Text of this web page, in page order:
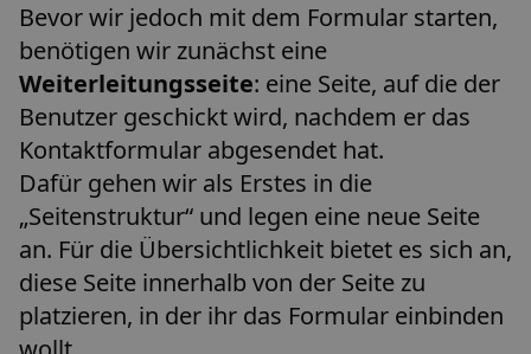
Bevor wir jedoch mit dem Formular starten,
benötigen wir zunächst eine
Weiterleitungsseite: eine Seite, auf die der
Benutzer geschickt wird, nachdem er das
Kontaktformular abgesendet hat.
Dafür gehen wir als Erstes in die
„Seitenstruktur“ und legen eine neue Seite
an. Für die Übersichtlichkeit bietet es sich an,
diese Seite innerhalb von der Seite zu
platzieren, in der ihr das Formular einbinden